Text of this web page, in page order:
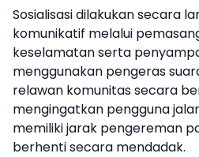
Sosialisasi dilakukan secara
komunikatif melalui
keselamatan serta
menggunakan pengeras
relawan komunitas secara
mengingatkan pengguna
memiliki jarak pengereman
berhenti secara mendadak.